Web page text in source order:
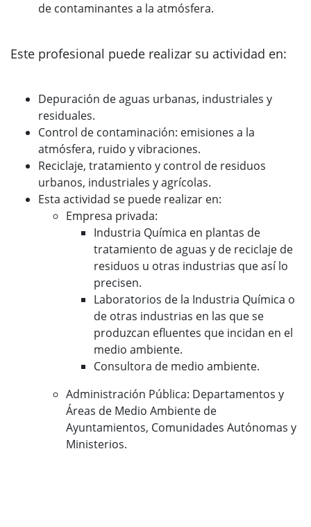
de contaminantes a la atmósfera.
Este profesional puede realizar su actividad en:
Depuración de aguas urbanas, industriales y
residuales.
Control de contaminación: emisiones a la
atmósfera, ruido y vibraciones.
Reciclaje, tratamiento y control de residuos
urbanos, industriales y agrícolas.
Esta actividad se puede realizar en:
Empresa privada:
Industria Química en plantas de
tratamiento de aguas y de reciclaje de
residuos u otras industrias que así lo
precisen.
Laboratorios de la Industria Química o
de otras industrias en las que se
produzcan efluentes que incidan en el
medio ambiente.
Consultora de medio ambiente.
Administración Pública: Departamentos y
Áreas de Medio Ambiente de
Ayuntamientos, Comunidades Autónomas y
Ministerios.